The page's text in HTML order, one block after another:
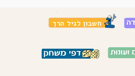
חשבון לגיל הרך